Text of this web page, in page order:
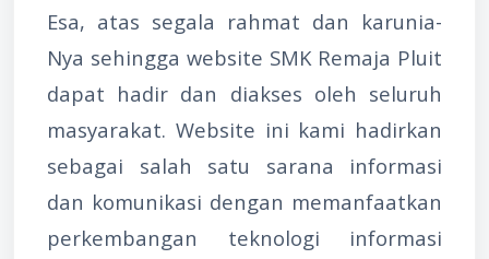
Esa, atas segala rahmat dan karunia-
Nya sehingga website SMK Remaja Pluit
dapat hadir dan diakses oleh seluruh
masyarakat. Website ini kami hadirkan
sebagai salah satu sarana informasi
dan komunikasi dengan memanfaatkan
perkembangan teknologi informasi